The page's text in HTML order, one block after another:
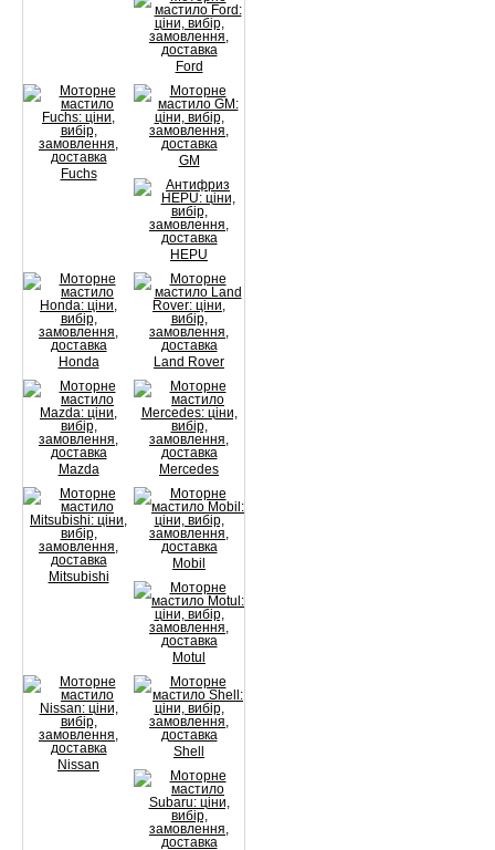
Ford
Fuchs
GM
HEPU
Honda Land Rover
Mazda Mercedes
Mitsubishi
Mobil
Motul
Nissan
Shell